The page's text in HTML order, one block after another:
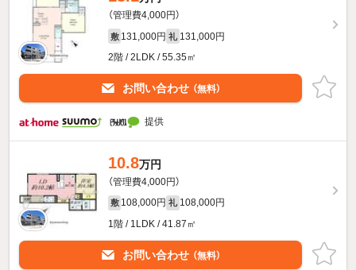
（管理費4,000円）
敷 131,000円 礼 131,000円
2階 / 2LDK / 55.35㎡
お問い合わせ （無料）
提供
10.8万円
（管理費4,000円）
敷 108,000円 礼 108,000円
1階 / 1LDK / 41.87㎡
お問い合わせ （無料）